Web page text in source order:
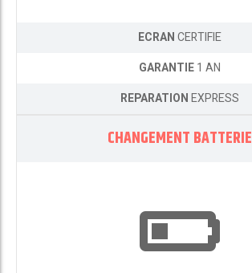
ECRANCERTIFIE
GARANTIE1 AN
REPARATIONEXPRESS
CHANGEMENT BATTERIE